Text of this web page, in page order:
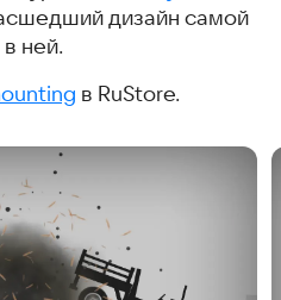
дизайн самой
ней.
в RuStore.